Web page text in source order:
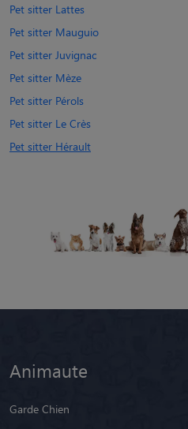
Pet sitter Lattes
Pet sitter Mauguio
Pet sitter Juvignac
Pet sitter Mèze
Pet sitter Pérols
Pet sitter Le Crès
Pet sitter Hérault
Animaute
Garde Chien